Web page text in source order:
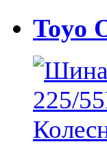
Toyo